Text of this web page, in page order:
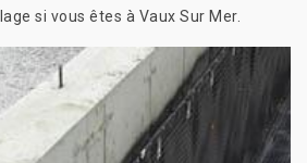
si vous êtes à Vaux Sur Mer.